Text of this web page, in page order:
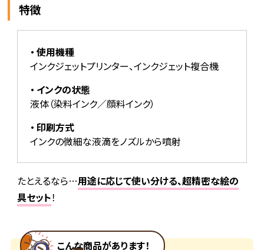
特徴
使用機種
インクジェットプリンター、インクジェット複合機
インクの状態
液体（染料インク／顔料インク）
印刷方式
インクの微細な液滴をノズルから噴射
たとえるなら…用途に応じて使い分ける、超精密な絵の
具セット！
こんな商品があります！